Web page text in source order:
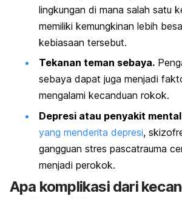
lingkungan di mana salah satu
memiliki kemungkinan lebih
kebiasaan tersebut.
Tekanan teman sebaya.
sebaya dapat juga menjadi
mengalami kecanduan rokok.
Depresi atau penyakit
yang menderita depresi,
gangguan stres pascatrauma
menjadi perokok.
Apa komplikasi dari